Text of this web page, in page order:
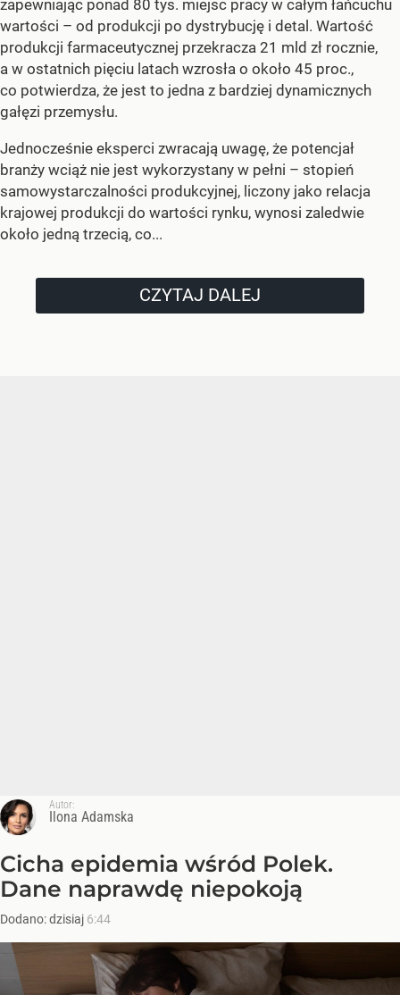
zapewniając ponad 80 tys. miejsc pracy w całym łańcuchu
wartości – od produkcji po dystrybucję i detal. Wartość
produkcji farmaceutycznej przekracza 21 mld zł rocznie,
a w ostatnich pięciu latach wzrosła o około 45 proc.,
co potwierdza, że jest to jedna z bardziej dynamicznych
gałęzi przemysłu.
Jednocześnie eksperci zwracają uwagę, że potencjał
branży wciąż nie jest wykorzystany w pełni – stopień
samowystarczalności produkcyjnej, liczony jako relacja
krajowej produkcji do wartości rynku, wynosi zaledwie
około jedną trzecią, co...
CZYTAJ DALEJ
Autor:
Ilona Adamska
Cicha epidemia wśród Polek.
Dane naprawdę niepokoją
Dodano:dzisiaj 6:44